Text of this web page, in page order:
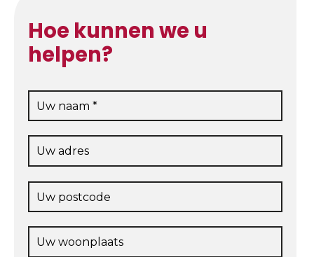
Hoe kunnen we u
helpen?